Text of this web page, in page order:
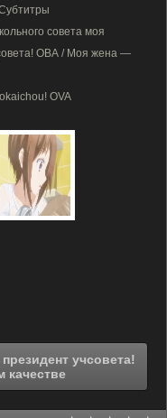
совета моя
ОВА / Моя жена —
OVA
качестве